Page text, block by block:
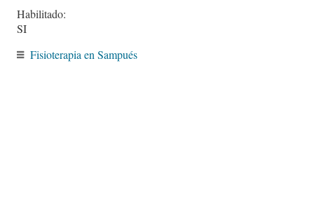
Habilitado:
SI
Fisioterapia en Sampués